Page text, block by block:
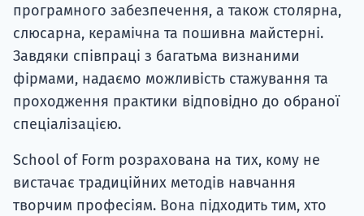
програмного забезпечення, а також столярна,
слюсарна, керамічна та пошивна майстерні.
Завдяки співпраці з багатьма визнаними
фірмами, надаємо можливість стажування та
проходження практики відповідно до обраної
спеціалізацією.
School of Form розрахована на тих, кому не
вистачає традиційних методів навчання
творчим професіям. Вона підходить тим, хто